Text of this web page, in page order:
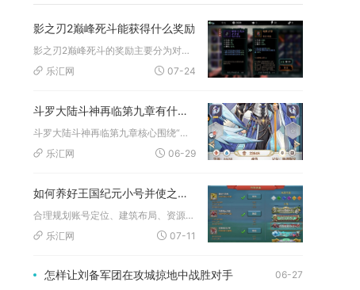
影之刃2巅峰死斗能获得什么奖励
影之刃2巅峰死斗的奖励主要分为对局即时结算、段位晋升一次性领...
乐汇网
07-24
斗罗大陆斗神再临第九章有什么关键剧情
斗罗大陆斗神再临第九章核心围绕“时空罗盘现世、唐昊战败、强敌...
乐汇网
06-29
如何养好王国纪元小号并使之成为大号
合理规划账号定位、建筑布局、资源流转与日常产出，小号能够稳定...
乐汇网
07-11
怎样让刘备军团在攻城掠地中战胜对手 06-27